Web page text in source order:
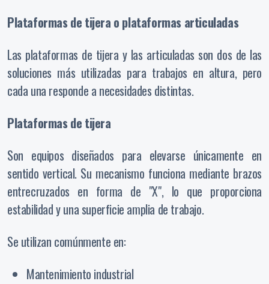
Plataformas de tijera o plataformas articuladas
Las plataformas de tijera y las articuladas son dos de las
soluciones más utilizadas para trabajos en altura, pero
cada una responde a necesidades distintas.
Plataformas de tijera
Son equipos diseñados para elevarse únicamente en
sentido vertical. Su mecanismo funciona mediante brazos
entrecruzados en forma de "X", lo que proporciona
estabilidad y una superficie amplia de trabajo.
Se utilizan comúnmente en:
Mantenimiento industrial